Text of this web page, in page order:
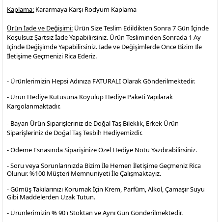
Kaplama: Kararmaya Karşı Rodyum Kaplama
Ürün İade ve Değişimi: Ürün Size Teslim Edildikten Sonra 7 Gün İçinde
Koşulsuz Şartsız İade Yapabilirsiniz. Ürün Tesliminden Sonrada 1 Ay
İçinde Değişimde Yapabilirsiniz. İade ve Değişimlerde Önce Bizim İle
İletişime Geçmenizi Rica Ederiz.
- Ürünlerimizin Hepsi Adınıza FATURALI Olarak Gönderilmektedir.
- Ürün Hediye Kutusuna Koyulup Hediye Paketi Yapılarak
Kargolanmaktadır.
- Bayan Ürün Siparişleriniz de Doğal Taş Bileklik, Erkek Ürün
Siparişleriniz de Doğal Taş Tesbih Hediyemizdir.
- Ödeme Esnasında Siparişinize Özel Hediye Notu Yazdırabilirsiniz.
- Soru veya Sorunlarınızda Bizim İle Hemen İletişime Geçmeniz Rica
Olunur. %100 Müşteri Memnuniyeti İle Çalışmaktayız.
- Gümüş Takılarınızı Korumak İçin Krem, Parfüm, Alkol, Çamaşır Suyu
Gibi Maddelerden Uzak Tutun.
- Ürünlerimizin % 90'ı Stoktan ve Aynı Gün Gönderilmektedir.